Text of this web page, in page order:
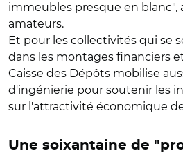
immeubles presque en blanc",
amateurs.
Et pour les collectivités qui se
dans les montages financiers
Caisse des Dépôts mobilise
d'ingénierie pour soutenir les
sur l'attractivité économique
Une soixantaine de